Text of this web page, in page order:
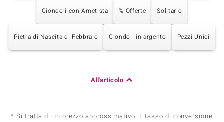
Ciondoli con Ametista % Offerte Solitario
Pietra di Nascita di Febbraio Ciondoli in argento Pezzi Unici
All'articolo
* Si tratta di un prezzo approssimativo. Il tasso di conversione